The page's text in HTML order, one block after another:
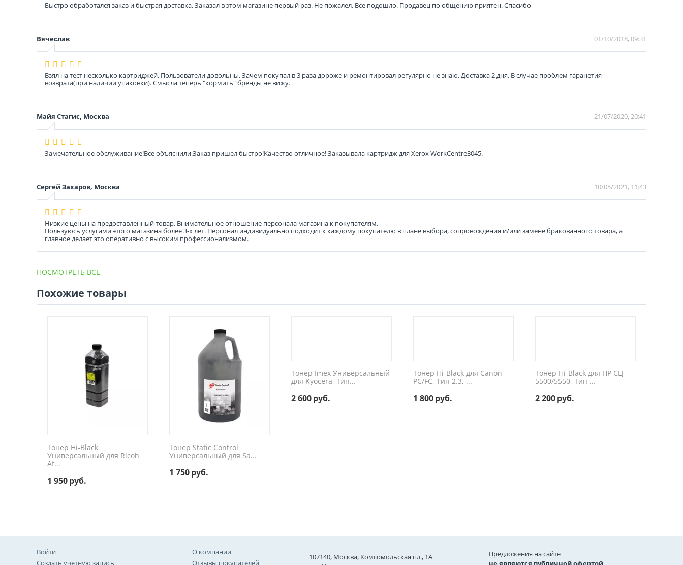
Быстро обработался заказ и быстрая доставка. Заказал в этом магазине первый раз. Не пожалел. Все подошло. Продавец по общению приятен. Спасибо
Вячеслав 01/10/2018, 09:31
Взял на тест несколько картриджей. Пользователи довольны. Зачем покупал в 3 раза дороже и ремонтировал регулярно не знаю. Доставка 2 дня. В случае проблем гаранетия
возврата(при наличии упаковки). Смысла теперь "кормить" бренды не вижу.
Майя Стагис, Москва 21/07/2020, 20:41
Замечательное обслуживание!Все объяснили.Заказ пришел быстро!Качество отличное! Заказывала картридж для Xerox WorkCentre3045.
Сергей Захаров, Москва 10/05/2021, 11:43
Низкие цены на предоставленный товар. Внимательное отношение персонала магазина к покупателям.
Пользуюсь услугами этого магазина более 3-х лет. Персонал индивидуально подходит к каждому покупателю в плане выбора, сопровождения и/или замене бракованного товара, а
главное делает это оперативно с высоким профессионализмом.
ПОСМОТРЕТЬ ВСЕ
Похожие товары
Тонер Hi-Black
Универсальный для Ricoh
Af...
1 950руб.
Тонер Static Control
Универсальный для Sa...
1 750руб.
Тонер Imex Универсальный
для Kyocera, Тип...
2 600руб.
Тонер Hi-Black для Canon
PC/FC, Тип 2.3, ...
1 800руб.
Тонер Hi-Black для HP CLJ
5500/5550, Тип ...
2 200руб.
Войти
Создать учетную запись
О компании
Отзывы покупателей
107140, Москва, Комсомольская пл., 1А
Предложения на сайте